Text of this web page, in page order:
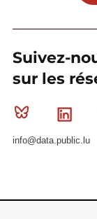
Suivez-
sur les
Bluesky
info@data.public.lu